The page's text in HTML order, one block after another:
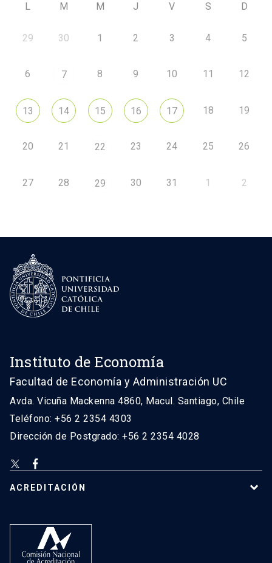
L M M J V S D
29 30 1 2 3 4 5
6 7 8 9 10 11 12
13 14 15 16 17 18 19
20 21 22 23 24 25 26
27 28 29 30 31 1 2
Instituto de Economía
Facultad de Economía y Administración UC
Avda. Vicuña Mackenna 4860, Macul. Santiago, Chile
Teléfono: +56 2 2354 4303
Dirección de Postgrado: +56 2 2354 4028
ACREDITACIÓN